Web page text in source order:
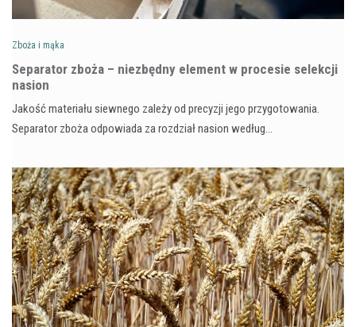
Zboża i mąka
Separator zboża – niezbędny element w procesie selekcji
nasion
Jakość materiału siewnego zależy od precyzji jego przygotowania.
Separator zboża odpowiada za rozdział nasion według…